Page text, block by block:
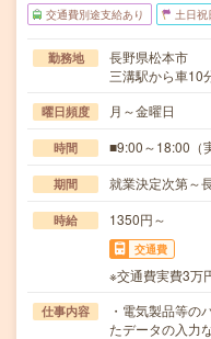
交通費別途支給あり 土日祝
勤務地
長野県松本市
三溝駅から車10
曜日頻度 月～金曜日
時間 ■9:00～18:00（
期間 就業決定次第～
時給 1350円～
交通費
※交通費実費3万
仕事内容
・電気製品等の
たデータの入力